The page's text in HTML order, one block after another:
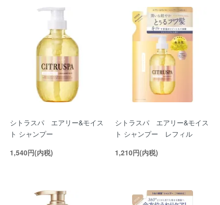
シトラスパ エアリー&モイス
ト シャンプー
1,540円(内税)
シトラスパ エアリー&モイス
ト シャンプー レフィル
1,210円(内税)